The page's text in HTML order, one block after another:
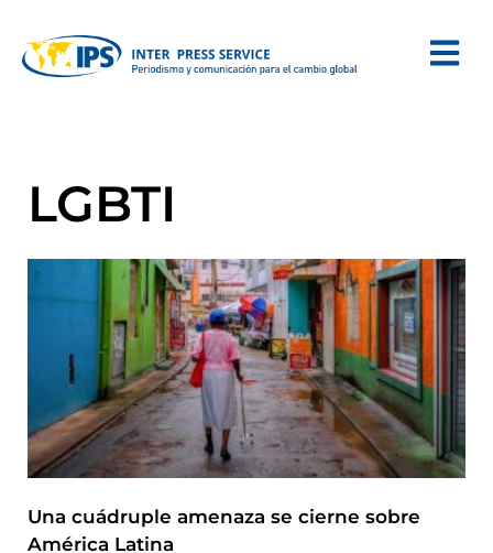
LGBTI
Una cuádruple amenaza se cierne sobre
América Latina